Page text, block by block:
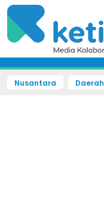
Nusantara Daerah